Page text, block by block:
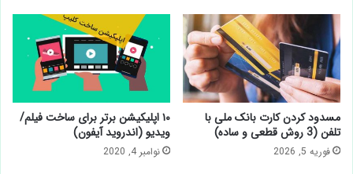
مسدود كردن كارت بانک ملی با
تلفن (3 روش قطعی و ساده)
فوریه 5, 2026
۱۰ اپلیکیشن برتر برای ساخت فیلم/
ویدیو (اندروید آیفون)
نوامبر 4, 2020